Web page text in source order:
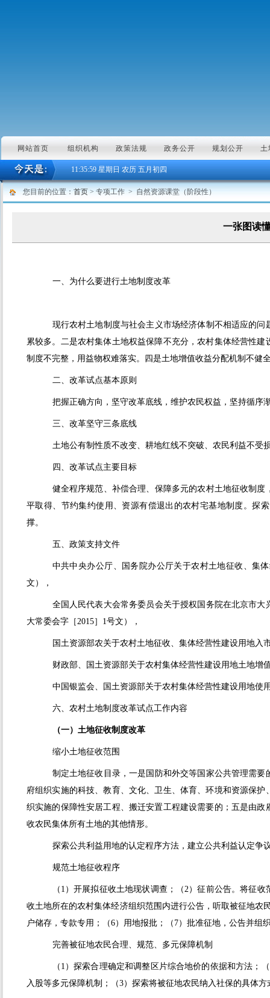
网站首页 组织机构 政策法规 政务公开 规划公开 土
11:36:00 星期日 农历 五月初四
您目前的位置： 首页> 专项工作 > 自然资源课堂（阶段性）
一张图读
一、为什么要进行土地制度改革
现行农村土地制度与社会主义市场经济体制不相适应的
累较多。二是农村集体土地权益保障不充分，农村集体经营性
制度不完整，用益物权难落实。四是土地增值收益分配机制不健
二、改革试点基本原则
把握正确方向，坚守改革底线，维护农民权益，坚持循序
三、改革坚守三条底线
土地公有制性质不改变、耕地红线不突破、农民利益不受
四、改革试点主要目标
健全程序规范、补偿合理、保障多元的农村土地征收制
平取得、节约集约使用、资源有偿退出的农村宅基地制度。探
撑。
五、政策支持文件
中共中央办公厅、国务院办公厅关于农村土地征收、集
文），
全国人民代表大会常务委员会关于授权国务院在北京市
大常委会字［2015］ 1号文），
国土资源部农关于农村土地征收、集体经营性建设用地入
财政部、国土资源部关于农村集体经营性建设用地土地增
中国银监会、国土资源部关于农村集体经营性建设用地使
六、农村土地制度改革试点工作内容
（一）土地征收制度改革
缩小土地征收范围
制定土地征收目录，一是国防和外交等国家公共管理需
府组织实施的科技、教育、文化、卫生、体育、环境和资源保
织实施的保障性安居工程、搬迁安置工程建设需要的；五是由
收农民集体所有土地的其他情形。
探索公共利益用地的认定程序方法，建立公共利益认定争
规范土地征收程序
（ 1 ）开展拟征收土地现状调查；（2）征前公告。将征收
收土地所在的农村集体经济组织范围内进行公告，听取被征地农
户储存，专款专用；（6）用地报批；（ 7）批准征地，公告并组
完善被征地农民合理、规范、多元保障机制
（ 1 ）探索合理确定和调整区片综合地价的依据和方法；（
入股等多元保障机制；（3）探索将被征地农民纳入社保的具体方